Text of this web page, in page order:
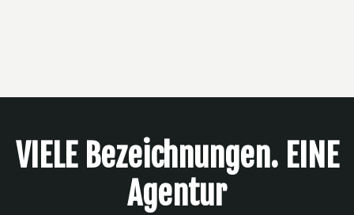
VIELE Bezeichnungen. EINE
Agentur